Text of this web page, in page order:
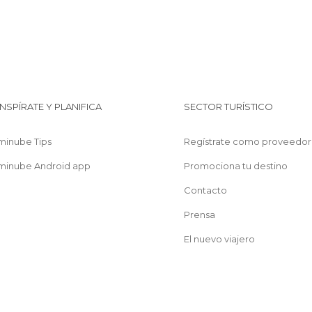
Y PLANIFICA
Tips
Android app
SECTOR TURÍSTICO
Regístrate como proveedor
Promociona tu destino
Contacto
Prensa
El nuevo viajero